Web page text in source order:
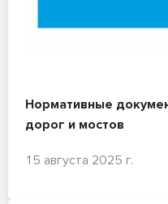
Нормативные
дорог и мостов
15 августа 2025 г.